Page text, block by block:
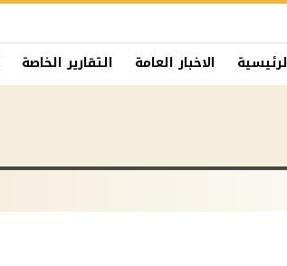
الاخبار العامة التقارير الخاصة